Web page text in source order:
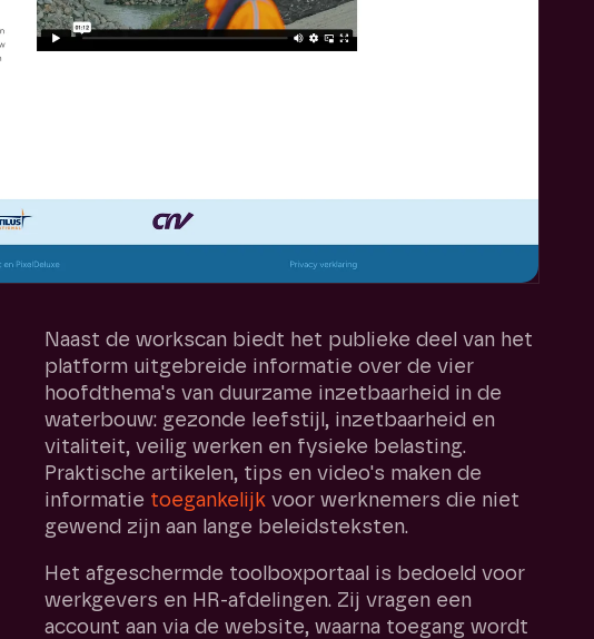
Naast de workscan biedt het publieke deel van het
platform uitgebreide informatie over de vier
hoofdthema's van duurzame inzetbaarheid in de
waterbouw: gezonde leefstijl, inzetbaarheid en
vitaliteit, veilig werken en fysieke belasting.
Praktische artikelen, tips en video's maken de
informatie toegankelijkvoor werknemers die niet
gewend zijn aan lange beleidsteksten.
Het afgeschermde toolboxportaal is bedoeld voor
werkgevers en HR-afdelingen. Zij vragen een
account aan via de website, waarna toegang wordt